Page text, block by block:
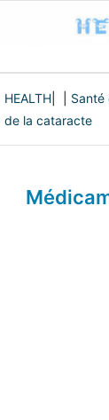
HEALTH Santé
de la cataracte